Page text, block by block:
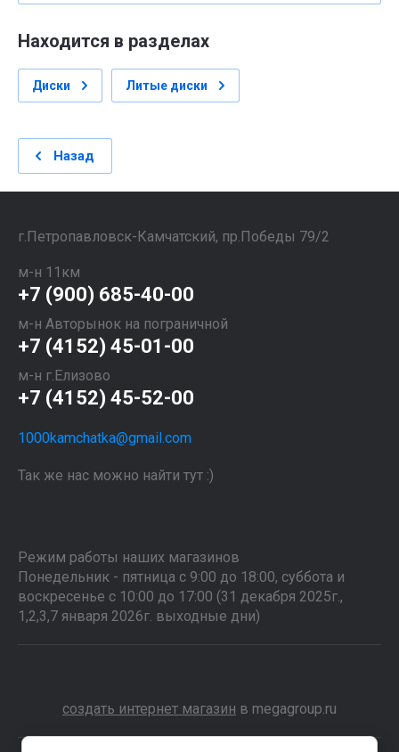
Находится в разделах
Диски Литые диски
Назад
​​​​​​​г.Петропавловск-Камчатский, пр.Победы 79/2
м-н 11км
+7 (900) 685-40-00
м-н Авторынок на пограничной
+7 (4152) 45-01-00
м-н г.Елизово
+7 (4152) 45-52-00
1000kamchatka@gmail.com
Так же нас можно найти тут :)
Режим работы наших магазинов
Понедельник - пятница с 9:00 до 18:00, суббота и
воскресенье с 10:00 до 17:00 (31 декабря 2025г.,
1,2,3,7 января 2026г. выходные дни)
создать интернет магазин в megagroup.ru